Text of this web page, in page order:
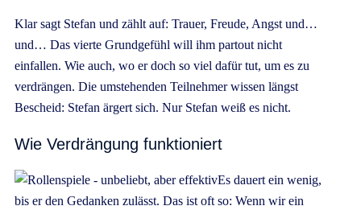
Klar sagt Stefan und zählt auf: Trauer, Freude, Angst und…
und… Das vierte Grundgefühl will ihm partout nicht
einfallen. Wie auch, wo er doch so viel dafür tut, um es zu
verdrängen. Die umstehenden Teilnehmer wissen längst
Bescheid: Stefan ärgert sich. Nur Stefan weiß es nicht.
Wie Verdrängung funktioniert
Es dauert ein wenig,
bis er den Gedanken zulässt. Das ist oft so: Wenn wir ein